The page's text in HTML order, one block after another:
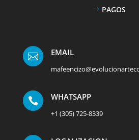
PAGOS
 EMAIL
 WHATSAPP
+1 (305) 725-8339